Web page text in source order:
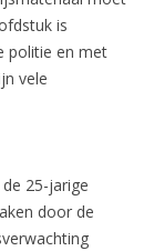
is
politie en met
vele
25-jarige
door de